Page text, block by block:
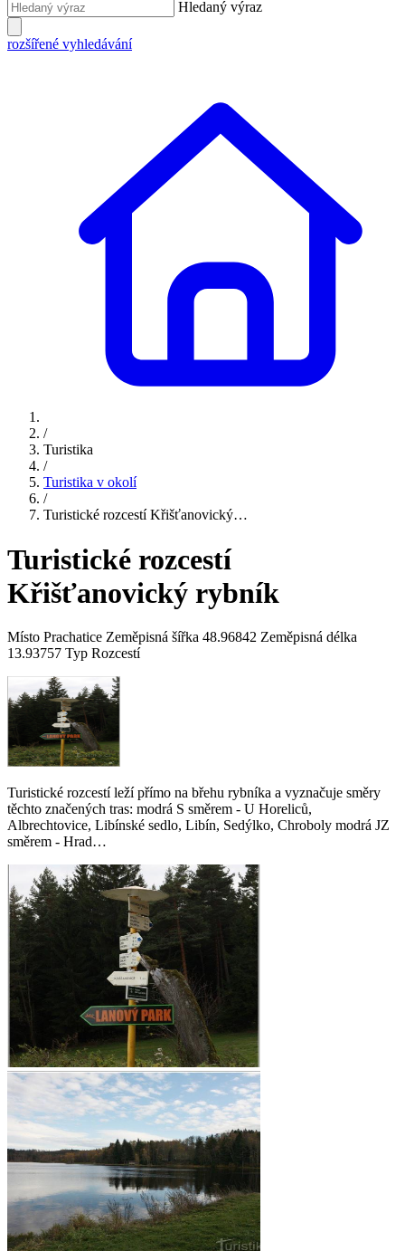
Hledaný výraz
rozšířené vyhledávání
/
Turistika
/
Turistika v okolí
/
Turistické rozcestí Křišťanovický…
Turistické rozcestí
Křišťanovický rybník
Místo Prachatice Zeměpisná šířka 48.96842 Zeměpisná délka
13.93757 Typ Rozcestí
Turistické rozcestí leží přímo na břehu rybníka a vyznačuje směry
těchto značených tras: modrá S směrem - U Horeliců,
Albrechtovice, Libínské sedlo, Libín, Sedýlko, Chroboly modrá JZ
směrem - Hrad…